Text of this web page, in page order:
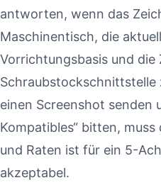
antworten, wenn das
Maschinentisch, die
Vorrichtungsbasis und
Schraubstockschnittstelle
einen Screenshot senden
Kompatibles“ bitten,
und Raten ist für ein 5-
akzeptabel.